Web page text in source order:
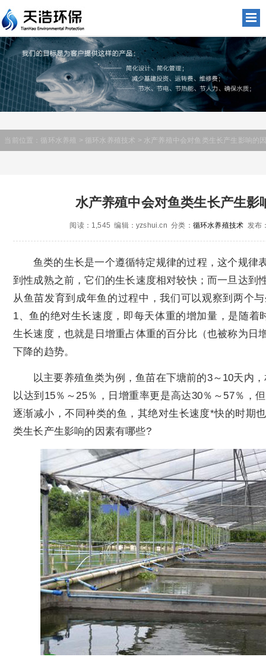
当前位置： 循环水养殖 > 循环水养殖技术 > 水产养殖中会对鱼类生长产生影响的
水产养殖中会对鱼类生长产生影
阅读：1,545 编辑：yzshui.cn 分类： 循环水养殖技术 发布
鱼类的生长是一个遵循特定规律的过程，这个规律
到性成熟之前，它们的生长速度相对较快；而一旦达到
从鱼苗发育到成年鱼的过程中，我们可以观察到两个
1、鱼的绝对生长速度，即每天体重的增加量，是随着
生长速度，也就是日增重占体重的百分比（也被称为日
下降的趋势。
以主要养殖鱼类为例，鱼苗在下塘前的3～10天内
以达到15％～25％，日增重率更是高达30％～57％，
逐渐减小，不同种类的鱼，其绝对生长速度*快的时期
类生长产生影响的因素有哪些?